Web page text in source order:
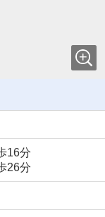
16分
26分